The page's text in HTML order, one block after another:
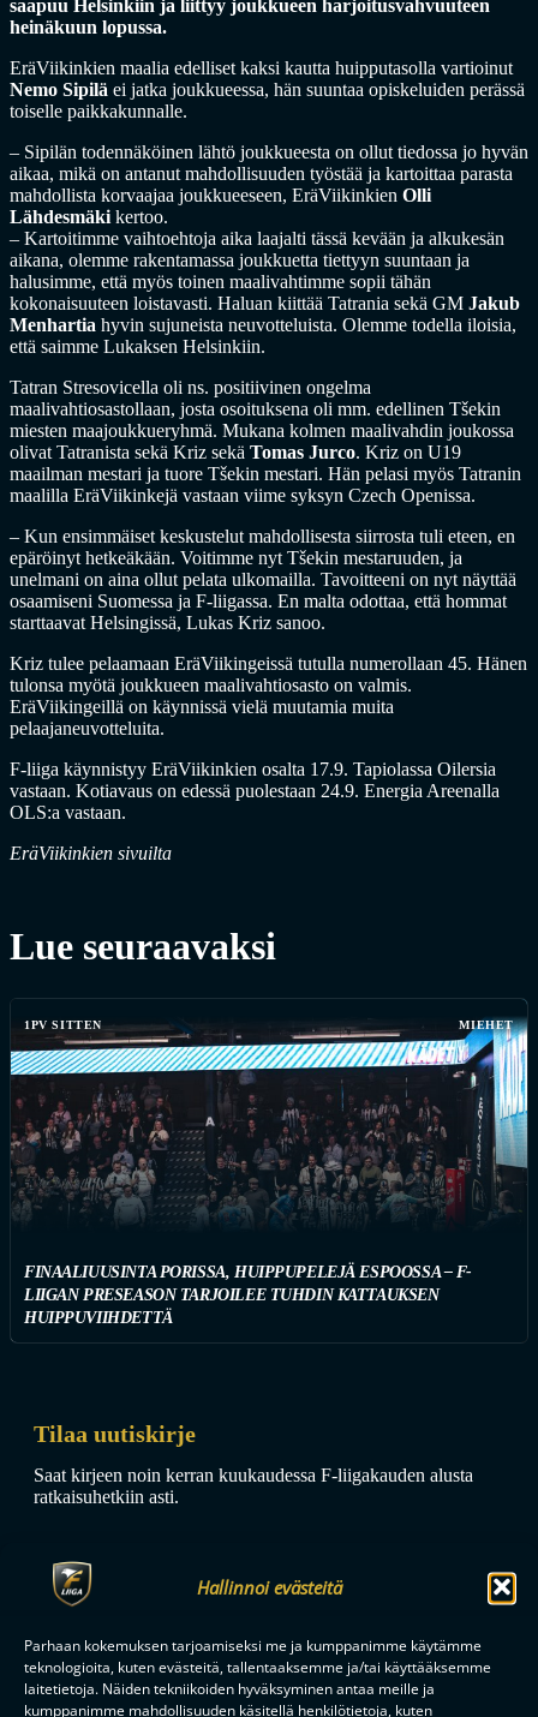
Hallinnoi evästeitä
Parhaan kokemuksen tarjoamiseksi me ja kumppanimme käytämme
teknologioita, kuten evästeitä, tallentaaksemme ja/tai käyttääksemme
laitetietoja. Näiden tekniikoiden hyväksyminen antaa meille ja
kumppanimme mahdollisuuden käsitellä henkilötietoja, kuten
saapuu Helsinkiin ja liittyy joukkueen harjoitusvahvuuteen
heinäkuun lopussa.
EräViikinkien maalia edelliset kaksi kautta huipputasolla vartioinut
Nemo Sipilä ei jatka joukkueessa, hän suuntaa opiskeluiden perässä
toiselle paikkakunnalle.
– Sipilän todennäköinen lähtö joukkueesta on ollut tiedossa jo hyvän
aikaa, mikä on antanut mahdollisuuden työstää ja kartoittaa parasta
mahdollista korvaajaa joukkueeseen, EräViikinkien Olli
Lähdesmäki kertoo.
– Kartoitimme vaihtoehtoja aika laajalti tässä kevään ja alkukesän
aikana, olemme rakentamassa joukkuetta tiettyyn suuntaan ja
halusimme, että myös toinen maalivahtimme sopii tähän
kokonaisuuteen loistavasti. Haluan kiittää Tatrania sekä GM Jakub
Menhartia hyvin sujuneista neuvotteluista. Olemme todella iloisia,
että saimme Lukaksen Helsinkiin.
Tatran Stresovicella oli ns. positiivinen ongelma
maalivahtiosastollaan, josta osoituksena oli mm. edellinen Tšekin
miesten maajoukkueryhmä. Mukana kolmen maalivahdin joukossa
olivat Tatranista sekä Kriz sekä Tomas Jurco. Kriz on U19
maailman mestari ja tuore Tšekin mestari. Hän pelasi myös Tatranin
maalilla EräViikinkejä vastaan viime syksyn Czech Openissa.
– Kun ensimmäiset keskustelut mahdollisesta siirrosta tuli eteen, en
epäröinyt hetkeäkään. Voitimme nyt Tšekin mestaruuden, ja
unelmani on aina ollut pelata ulkomailla. Tavoitteeni on nyt näyttää
osaamiseni Suomessa ja F-liigassa. En malta odottaa, että hommat
starttaavat Helsingissä, Lukas Kriz sanoo.
Kriz tulee pelaamaan EräViikingeissä tutulla numerollaan 45. Hänen
tulonsa myötä joukkueen maalivahtiosasto on valmis.
EräViikingeillä on käynnissä vielä muutamia muita
pelaajaneuvotteluita.
F-liiga käynnistyy EräViikinkien osalta 17.9. Tapiolassa Oilersia
vastaan. Kotiavaus on edessä puolestaan 24.9. Energia Areenalla
OLS:a vastaan.
EräViikinkien sivuilta
Lue seuraavaksi
1PV SITTEN MIEHET
FINAALIUUSINTA PORISSA, HUIPPUPELEJÄ ESPOOSSA – F-
LIIGAN PRESEASON TARJOILEE TUHDIN KATTAUKSEN
HUIPPUVIIHDETTÄ
Tilaa uutiskirje
Saat kirjeen noin kerran kuukaudessa F-liigakauden alusta
ratkaisuhetkiin asti.
TILAA